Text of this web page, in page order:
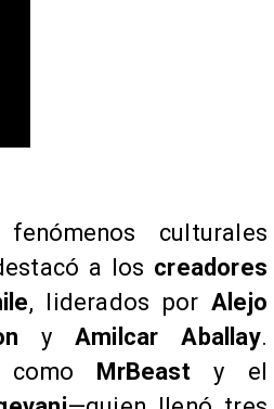
culturales
a los creadores
, liderados por Alejo
yAmilcar Aballay.
como MrBeasty el